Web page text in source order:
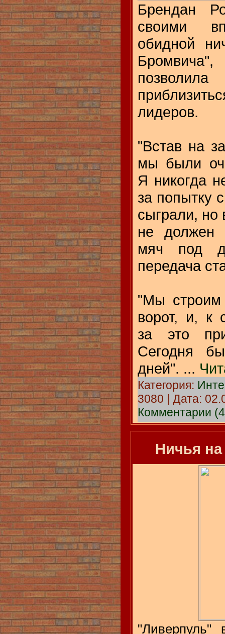
Брендан
своими
обидной
лидеров.
"Встав на
мы были
Я никогда
за попытку
сыграли, но
не должен
мяч под
передача
"Мы строим
ворот, и, к
за это
Сегодня
дней". ...
Категория:
3080 | Дата:
Комментарии
Ничья
"Ливерпуль"